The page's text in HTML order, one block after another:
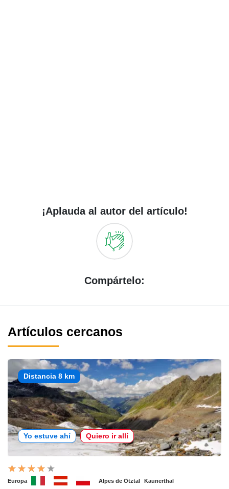
¡Aplauda al autor del artículo!
Compártelo:
Artículos cercanos
Distancia 8 km
Yo estuve ahí Quiero ir allí
Europa Alpes de Ötztal Kaunerthal